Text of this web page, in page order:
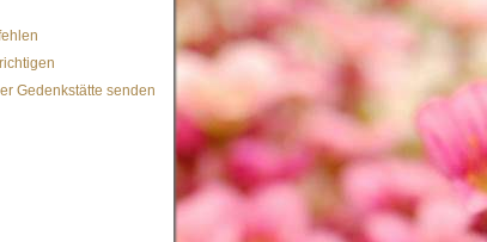
Gedenkstätte senden